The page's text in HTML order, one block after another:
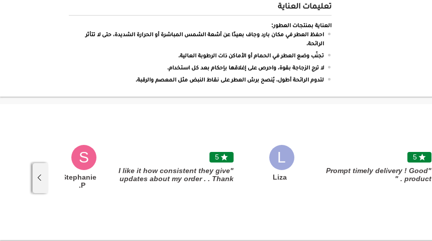
تعليمات العناية
العناية بمنتجات العطور:
احفظ العطر في مكان بارد وجاف بعيدًا عن أشعة الشمس المباشرة أو الحرارة الشديدة، حتى لا تتأثر
الرائحة.
تجنّب وضع العطر في الحمام أو الأماكن ذات الرطوبة العالية.
لا ترج الزجاجة بقوة، واحرص على إغلاقها بإحكام بعد كل استخدام.
لتدوم الرائحة أطول، يُنصح برش العطر على نقاط النبض مثل المعصم والرقبة.
L
Liza
5
"Prompt timely delivery ! Good
product . "
S
Stephanie
P.
5
"I like it how consistent they give
updates about my order . . Thank